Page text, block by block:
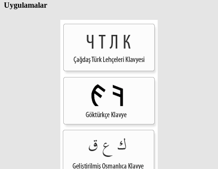
Uygulamalar